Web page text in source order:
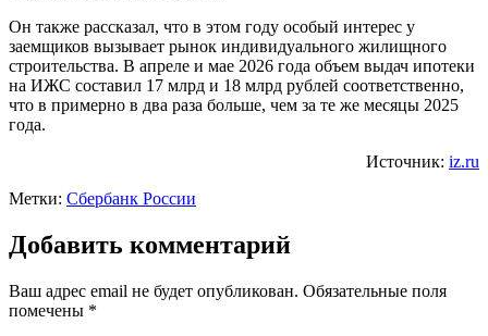
Он также рассказал, что в этом году особый интерес у
заемщиков вызывает рынок индивидуального жилищного
строительства. В апреле и мае 2026 года объем выдач ипотеки
на ИЖС составил 17 млрд и 18 млрд рублей соответственно,
что в примерно в два раза больше, чем за те же месяцы 2025
года.
Источник: iz.ru
Метки: Сбербанк России
Добавить комментарий
Ваш адрес email не будет опубликован. Обязательные поля
помечены *